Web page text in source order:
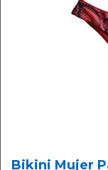
Bikini Mujer